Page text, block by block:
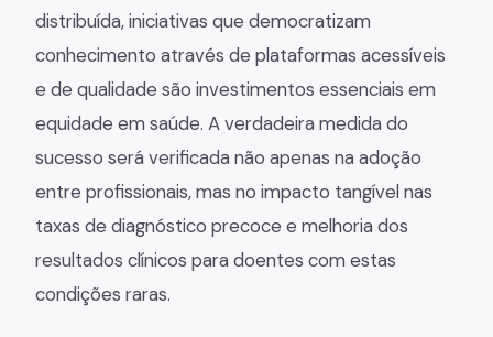
distribuída, iniciativas que democratizam
conhecimento através de plataformas acessíveis
e de qualidade são investimentos essenciais em
equidade em saúde. A verdadeira medida do
sucesso será verificada não apenas na adoção
entre profissionais, mas no impacto tangível nas
taxas de diagnóstico precoce e melhoria dos
resultados clínicos para doentes com estas
condições raras.